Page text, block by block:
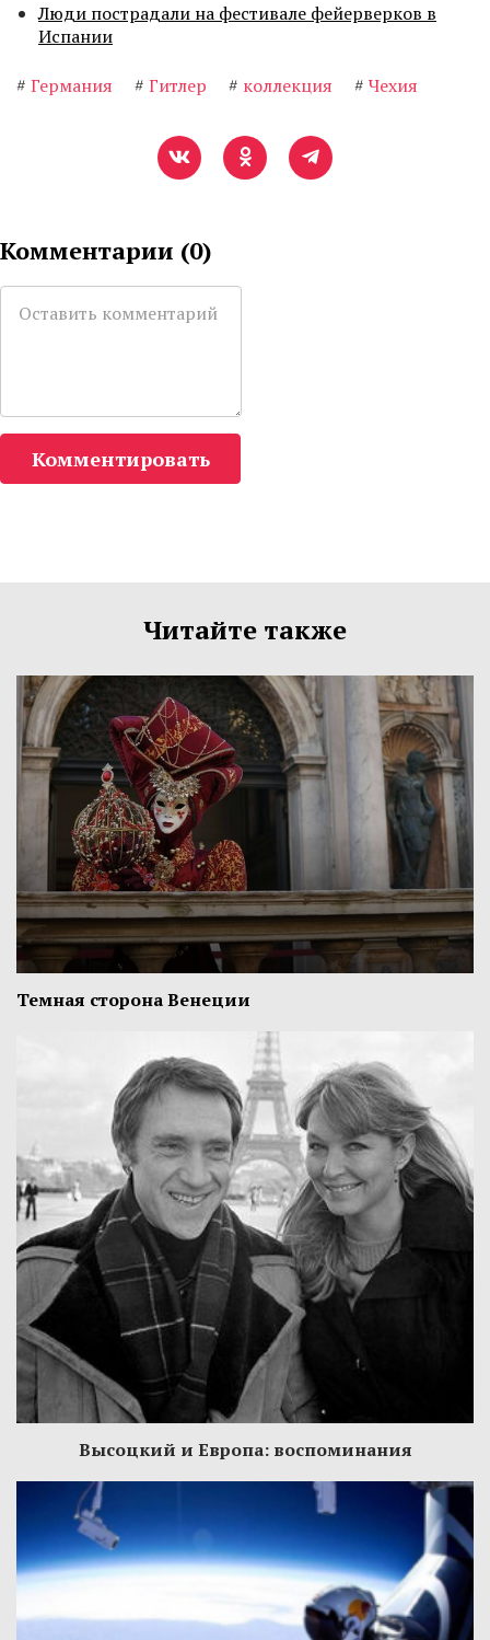
Люди пострадали на фестивале фейерверков в
Испании
# Германия # Гитлер # коллекция # Чехия
Комментарии (0)
Комментировать
Читайте также
Темная сторона Венеции
Высоцкий и Европа: воспоминания